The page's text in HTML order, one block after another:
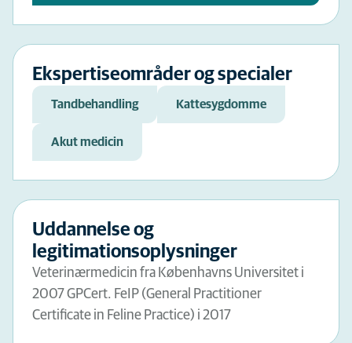
Ekspertiseområder og specialer
Tandbehandling Kattesygdomme
Akut medicin
Uddannelse og
legitimationsoplysninger
Veterinærmedicin fra Københavns Universitet i
2007 GPCert. FeIP (General Practitioner
Certificate in Feline Practice) i 2017